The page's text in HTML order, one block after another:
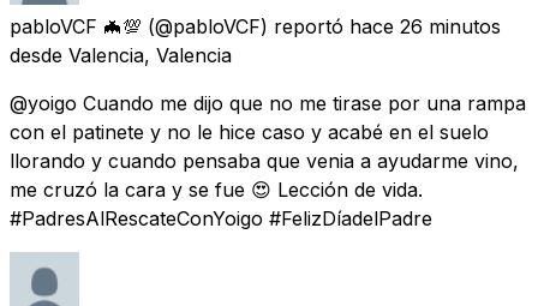
pabloVCF 🦇💯 (@pabloVCF) reportó hace 26 minutos
desde Valencia, Valencia
@yoigo Cuando me dijo que no me tirase por una rampa
con el patinete y no le hice caso y acabé en el suelo
llorando y cuando pensaba que venia a ayudarme vino,
me cruzó la cara y se fue 😍 Lección de vida.
#PadresAlRescateConYoigo #FelizDíadelPadre